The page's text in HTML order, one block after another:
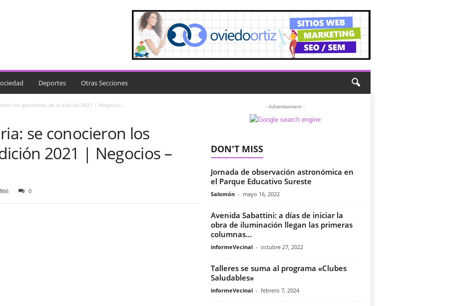
Deportes Otras Secciones
los ganadores de la edición 2021 | Negocios...
se conocieron los
2021 | Negocios –
866 0
- Advertisement -
DON'T MISS
Jornada de observación astronómica en
el Parque Educativo Sureste
Salomón - mayo 16, 2022
Avenida Sabattini: a días de iniciar la
obra de iluminación llegan las primeras
columnas...
informeVecinal - octubre 27, 2022
Talleres se suma al programa «Clubes
Saludables»
informeVecinal - febrero 7, 2024